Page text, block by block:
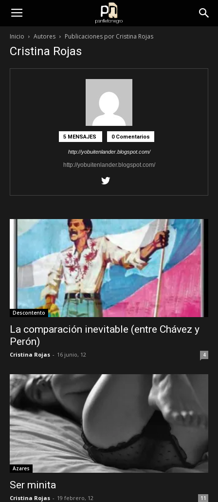
panfletonegro
Inicio Autores Publicaciones por Cristina Rojas
Cristina Rojas
5 MENSAJES 0 Comentarios
http://yobuitenlander.blogspot.com/
http://yobuitenlander.blogspot.com/
Descontento
La comparación inevitable (entre Chávez y
Perón)
Cristina Rojas - 16 junio, 12 4
Azares
Ser minita
Cristina Rojas - 19 febrero, 12 11